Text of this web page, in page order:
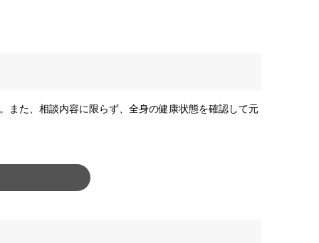
た、相談内容に限らず、全身の健康状態を確認して元